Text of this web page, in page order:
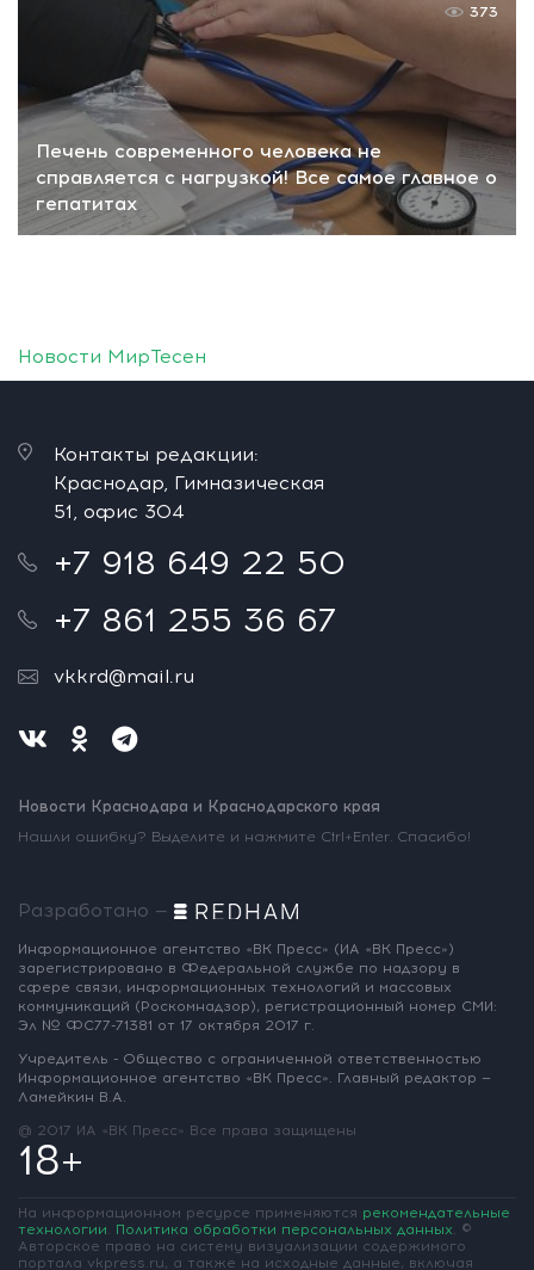
Печень современного человека не
справляется с нагрузкой! Все самое главное о
гепатитах
373
Новости МирТесен
Контакты редакции:
Краснодар, Гимназическая
51, офис 304
+7 918 649 22 50
+7 861 255 36 67
vkkrd@mail.ru
Новости Краснодара и Краснодарского края
Нашли ошибку? Выделите и нажмите Ctrl+Enter. Спасибо!
Разработано —
Информационное агентство «ВК Пресс» (ИА «ВК Пресс»)
зарегистрировано в Федеральной службе по надзору в
сфере связи, информационных технологий и массовых
коммуникаций (Роскомнадзор), регистрационный номер СМИ:
Эл № ФС77-71381 от 17 октября 2017 г.
Учредитель - Общество с ограниченной ответственностью
Информационное агентство «ВК Пресс». Главный редактор —
Ламейкин В.А.
@ 2017 ИА «ВК Пресс» Все права защищены
18+
На информационном ресурсе применяются рекомендательные
технологии. Политика обработки персональных данных. ©
Авторское право на систему визуализации содержимого
портала vkpress.ru, а также на исходные данные, включая